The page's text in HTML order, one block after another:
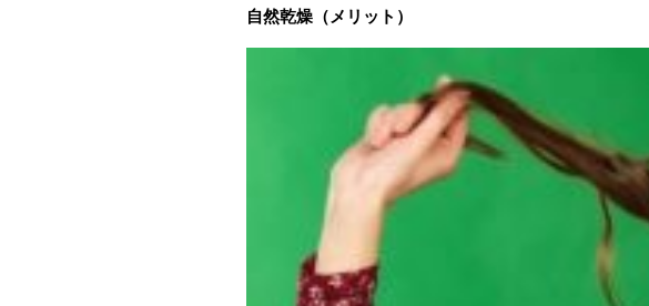
自然乾燥（メリット）